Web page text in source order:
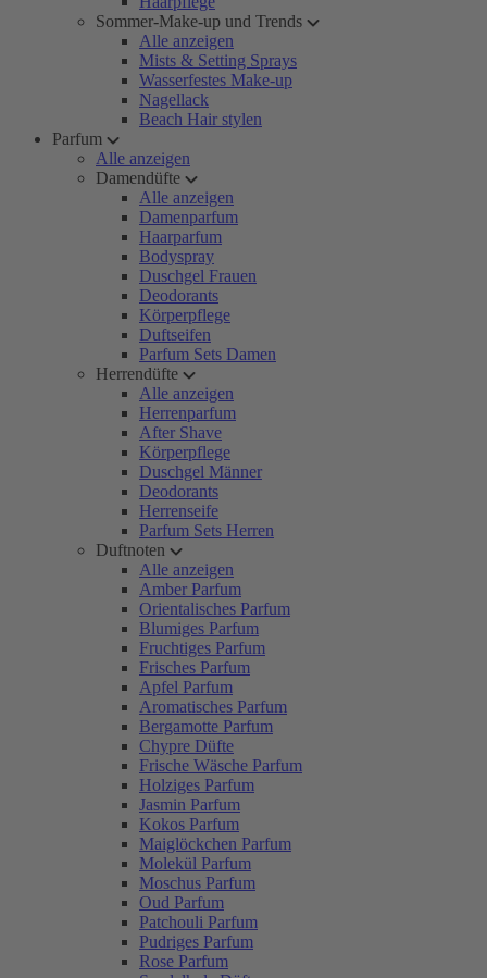
Sommer-Make-up und Trends
Alle anzeigen
Mists & Setting Sprays
Wasserfestes Make-up
Nagellack
Beach Hair stylen
Parfum
Alle anzeigen
Damendüfte
Alle anzeigen
Damenparfum
Haarparfum
Bodyspray
Duschgel Frauen
Deodorants
Körperpflege
Duftseifen
Parfum Sets Damen
Herrendüfte
Alle anzeigen
Herrenparfum
After Shave
Körperpflege
Duschgel Männer
Deodorants
Herrenseife
Parfum Sets Herren
Duftnoten
Alle anzeigen
Amber Parfum
Orientalisches Parfum
Blumiges Parfum
Fruchtiges Parfum
Frisches Parfum
Apfel Parfum
Aromatisches Parfum
Bergamotte Parfum
Chypre Düfte
Frische Wäsche Parfum
Holziges Parfum
Jasmin Parfum
Kokos Parfum
Maiglöckchen Parfum
Molekül Parfum
Moschus Parfum
Oud Parfum
Patchouli Parfum
Pudriges Parfum
Rose Parfum